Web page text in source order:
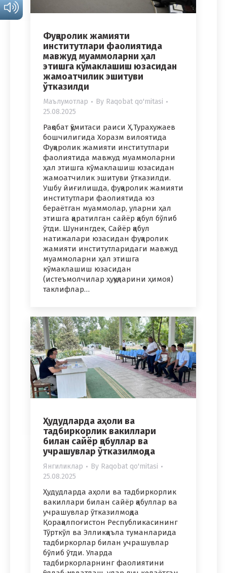
Фуқаролик жамияти
институтлари фаолиятида
мавжуд муаммоларни ҳал
этишга кўмаклашиш юзасидан
жамоатчилик эшитуви
ўтказилди
Маълумотлар By Raqobat qo'mitasi
25.08.2025
Рақобат қўмитаси раиси Ҳ.Турахужаев
бошчилигида Хоразм вилоятида
Фуқаролик жамияти институтлари
фаолиятида мавжуд муаммоларни
ҳал этишга кўмаклашиш юзасидан
жамоатчилик эшитуви ўтказилди.
Ушбу йиғилишда, фуқаролик жамияти
институтлари фаолиятида юз
бераётган муаммолар, уларни ҳал
этишга қаратилган сайёр қабул бўлиб
ўтди. Шунингдек, Сайёр қабул
натижалари юзасидан фуқаролик
жамияти институтларидаги мавжуд
муаммоларни ҳал этишга
кўмаклашиш юзасидан
(истеъмолчилар ҳуқуқларини ҳимоя)
таклифлар…
Ҳудудларда аҳоли ва
тадбиркорлик вакиллари
билан сайёр қабуллар ва
учрашувлар ўтказилмоқда
Янгиликлар By Raqobat qo'mitasi
25.08.2025
Ҳудудларда аҳоли ва тадбиркорлик
вакиллари билан сайёр қабуллар ва
учрашувлар ўтказилмоқда
Қорақалпоғистон Республикасининг
Тўрткўл ва Элликқаъла туманларида
тадбиркорлар билан учрашувлар
бўлиб ўтди. Уларда
тадбиркорларнинг фаолиятини